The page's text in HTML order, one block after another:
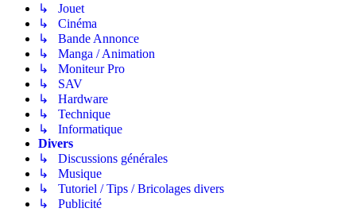
↳ Jouet
↳ Cinéma
↳ Bande Annonce
↳ Manga / Animation
↳ Moniteur Pro
↳ SAV
↳ Hardware
↳ Technique
↳ Informatique
Divers
↳ Discussions générales
↳ Musique
↳ Tutoriel / Tips / Bricolages divers
↳ Publicité